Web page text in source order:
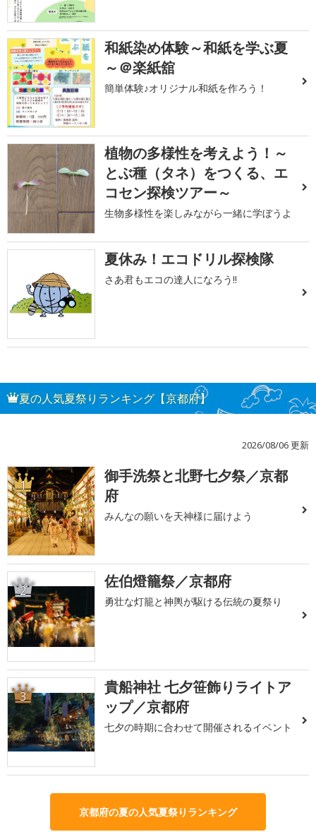
和紙染め体験～和紙を学ぶ夏
～＠楽紙舘
簡単体験♪オリジナル和紙を作ろう！
植物の多様性を考えよう！～
とぶ種（タネ）をつくる、エ
コセン探検ツアー～
生物多様性を楽しみながら一緒に学ぼうよ
夏休み！エコドリル探検隊
さあ君もエコの達人になろう!!
夏の人気夏祭りランキング【京都府】
2026/08/06 更新
1
御手洗祭と北野七夕祭／京都
府
みんなの願いを天神様に届けよう
2 佐伯燈籠祭／京都府
勇壮な灯籠と神輿が駆ける伝統の夏祭り
3
貴船神社 七夕笹飾りライトア
ップ／京都府
七夕の時期に合わせて開催されるイベント
京都府の夏の人気夏祭りランキング